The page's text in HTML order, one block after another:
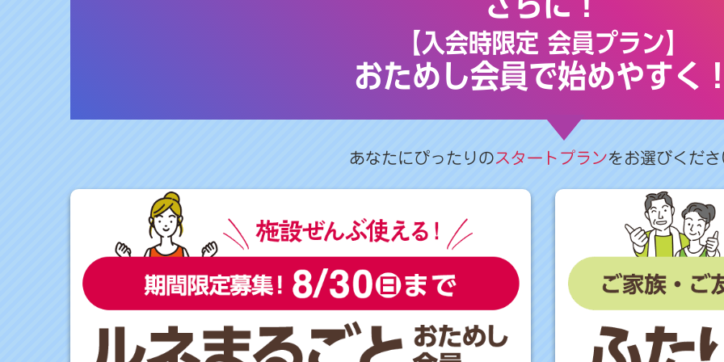
【入会時限定 会員プラン】
おためし会員で始めやすく
あなたにぴったりの スタートプランをお選びくださ